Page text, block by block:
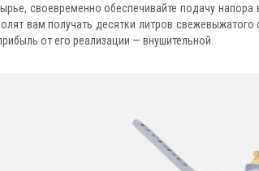
своевременно обеспечивайте подачу
вам получать десятки литров
от его реализации — внушительной.